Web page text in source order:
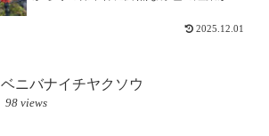
すが、かつて木蝋を採取するために栽培
2025.12.01
ベニバナイチヤクソウ
98 views